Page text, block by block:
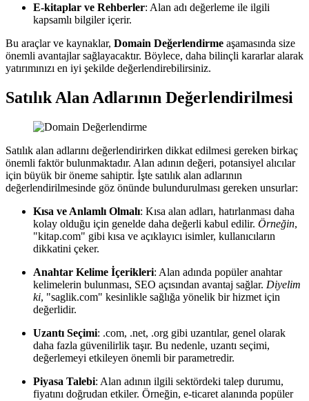
E-kitaplar ve Rehberler: Alan adı değerleme ile ilgili
kapsamlı bilgiler içerir.
Bu araçlar ve kaynaklar, Domain Değerlendirme aşamasında size
önemli avantajlar sağlayacaktır. Böylece, daha bilinçli kararlar alarak
yatırımınızı en iyi şekilde değerlendirebilirsiniz.
Satılık Alan Adlarının Değerlendirilmesi
Satılık alan adlarını değerlendirirken dikkat edilmesi gereken birkaç
önemli faktör bulunmaktadır. Alan adının değeri, potansiyel alıcılar
için büyük bir öneme sahiptir. İşte satılık alan adlarının
değerlendirilmesinde göz önünde bulundurulması gereken unsurlar:
Kısa ve Anlamlı Olmalı: Kısa alan adları, hatırlanması daha
kolay olduğu için genelde daha değerli kabul edilir. Örneğin,
"kitap.com" gibi kısa ve açıklayıcı isimler, kullanıcıların
dikkatini çeker.
Anahtar Kelime İçerikleri: Alan adında popüler anahtar
kelimelerin bulunması, SEO açısından avantaj sağlar. Diyelim
ki, "saglik.com" kesinlikle sağlığa yönelik bir hizmet için
değerlidir.
Uzantı Seçimi: .com, .net, .org gibi uzantılar, genel olarak
daha fazla güvenilirlik taşır. Bu nedenle, uzantı seçimi,
değerlemeyi etkileyen önemli bir parametredir.
Piyasa Talebi: Alan adının ilgili sektördeki talep durumu,
fiyatını doğrudan etkiler. Örneğin, e-ticaret alanında popüler